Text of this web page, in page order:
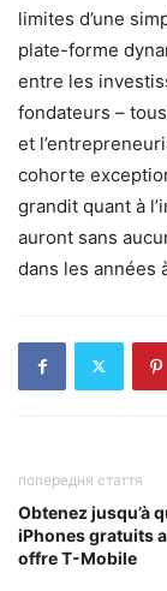
limites d’une
plate-forme
entre les
fondateurs –
et
cohorte
grandit quant à
auront sans
dans les années
попередня стаття
Obtenez jusqu’à
iPhones gratuits
offre T-Mobile